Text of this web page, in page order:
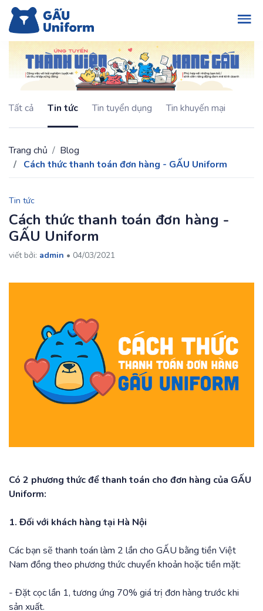
Tất cả Tin tức Tin tuyển dụng Tin khuyến mại
Trang chủ
Blog
Cách thức thanh toán đơn hàng - GẤU Uniform
Tin tức
Cách thức thanh toán đơn hàng -
GẤU Uniform
viết bởi: admin • 04/03/2021
Có 2 phương thức để thanh toán cho đơn hàng của GẤU
Uniform:
1. Đối với khách hàng tại Hà Nội
Các bạn sẽ thanh toán làm 2 lần cho GẤU bằng tiền Việt
Nam đồng theo phương thức chuyển khoản hoặc tiền mặt:
- Đặt cọc lần 1, tương ứng 70% giá trị đơn hàng trước khi
sản xuất.